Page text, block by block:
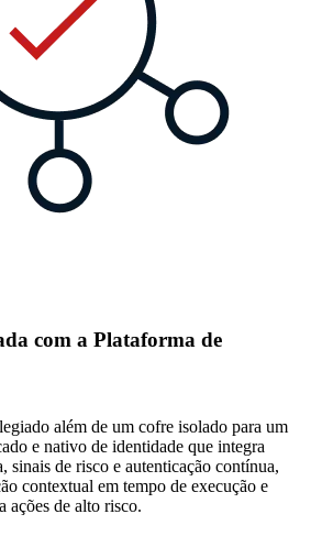
com a Plataforma de
além de um cofre isolado para um
e nativo de identidade que integra
sinais de risco e autenticação contínua,
contextual em tempo de execução e
ações de alto risco.